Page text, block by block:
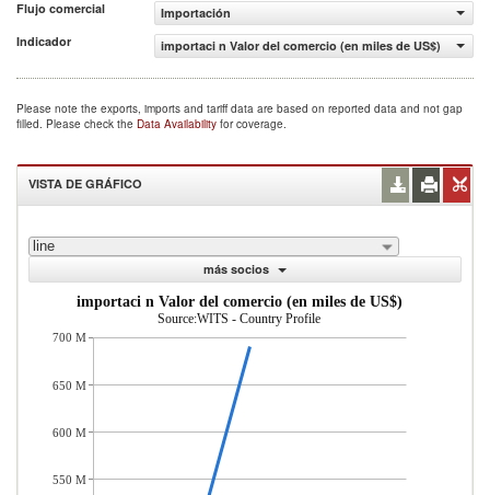
Flujo comercial
Importación
Indicador
importaci n Valor del comercio (en miles de US$)
Please note the exports, imports and tariff data are based on reported data and not gap
filled. Please check the Data Availability for coverage.
VISTA DE GRÁFICO
line
más socios
importaci n Valor del comercio (en miles de US$)
Source:WITS - Country Profile
700 M
650 M
600 M
550 M